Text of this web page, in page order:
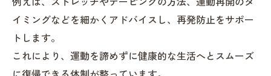
イミングなどを細かくアドバイスし、再発防止をサポー
トします。
これにより、運動を諦めずに健康的な生活へとスムーズ